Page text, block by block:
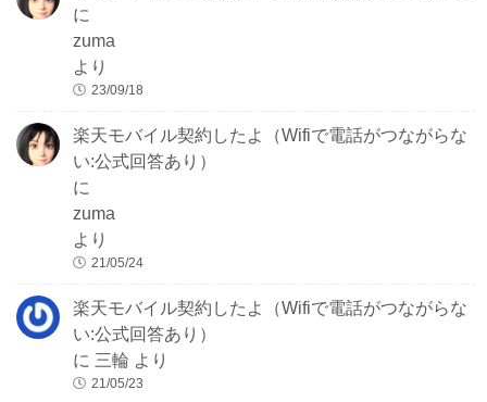
に
zuma
より
23/09/18
楽天モバイル契約したよ（Wifiで電話がつながらな
い:公式回答あり）
に
zuma
より
21/05/24
楽天モバイル契約したよ（Wifiで電話がつながらな
い:公式回答あり）
に三輪 より
21/05/23